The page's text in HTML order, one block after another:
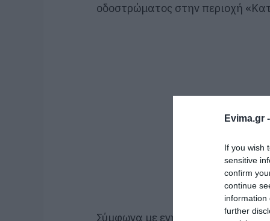
Evima.gr -
If you wish
sensitive
confirm
continue
information
further
οδοστρώματος στην περιοχή
Σύμφωνα με ενημέρωση του